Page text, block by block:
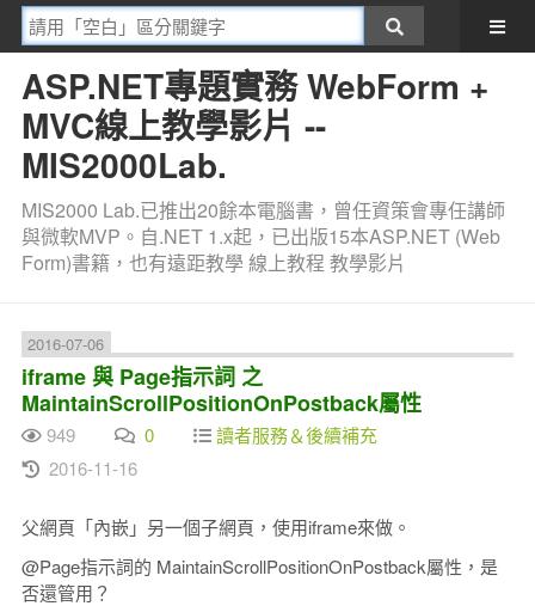
ASP.NET專題實務 WebForm +
MVC線上教學影片 --
MIS2000Lab.
MIS2000 Lab.已推出20餘本電腦書，曾任資策會專任講師
與微軟MVP。自.NET 1.x起，已出版15本ASP.NET (Web
Form)書籍，也有遠距教學 線上教程 教學影片
2016-07-06
iframe 與 Page指示詞 之
MaintainScrollPositionOnPostback屬性
949 0
讀者服務＆後續補充
2016-11-16
父網頁「內嵌」另一個子網頁，使用iframe來做。
@Page指示詞的 MaintainScrollPositionOnPostback屬性，是
否還管用？